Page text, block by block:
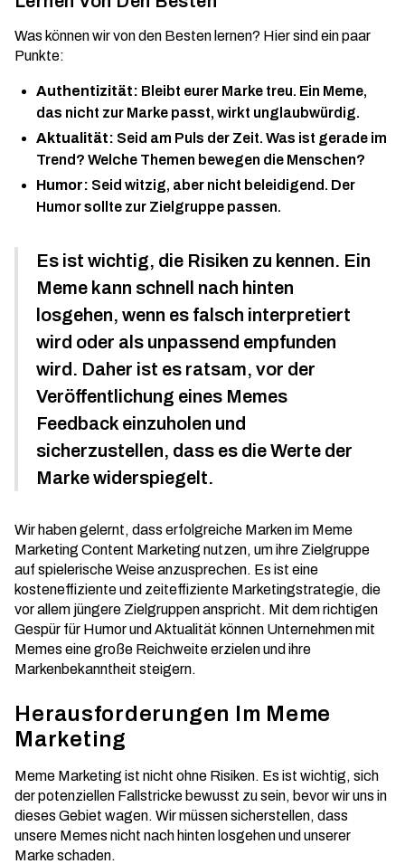
Was können wir von den Besten lernen? Hier sind ein paar
Punkte:
Authentizität: Bleibt eurer Marke treu. Ein Meme,
das nicht zur Marke passt, wirkt unglaubwürdig.
Aktualität: Seid am Puls der Zeit. Was ist gerade im
Trend? Welche Themen bewegen die Menschen?
Humor: Seid witzig, aber nicht beleidigend. Der
Humor sollte zur Zielgruppe passen.
Es ist wichtig, die Risiken zu kennen. Ein
Meme kann schnell nach hinten
losgehen, wenn es falsch interpretiert
wird oder als unpassend empfunden
wird. Daher ist es ratsam, vor der
Veröffentlichung eines Memes
Feedback einzuholen und
sicherzustellen, dass es die Werte der
Marke widerspiegelt.
Wir haben gelernt, dass erfolgreiche Marken im Meme
Marketing Content Marketing nutzen, um ihre Zielgruppe
auf spielerische Weise anzusprechen. Es ist eine
kosteneffiziente und zeiteffiziente Marketingstrategie, die
vor allem jüngere Zielgruppen anspricht. Mit dem richtigen
Gespür für Humor und Aktualität können Unternehmen mit
Memes eine große Reichweite erzielen und ihre
Markenbekanntheit steigern.
Herausforderungen Im Meme
Marketing
Meme Marketing ist nicht ohne Risiken. Es ist wichtig, sich
der potenziellen Fallstricke bewusst zu sein, bevor wir uns in
dieses Gebiet wagen. Wir müssen sicherstellen, dass
unsere Memes nicht nach hinten losgehen und unserer
Marke schaden.